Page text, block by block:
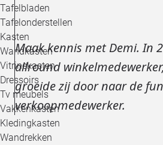
Tafelbladen
Tafelonderstellen
Kasten
Wandkasten
Vitrinekasten
Dressoirs
Tv meubels
Vakkenkasten
Kledingkasten
Wandrekken
Maak kennis met Demi. In
allround
groeide zij door naar de
verkoopmedewerker.